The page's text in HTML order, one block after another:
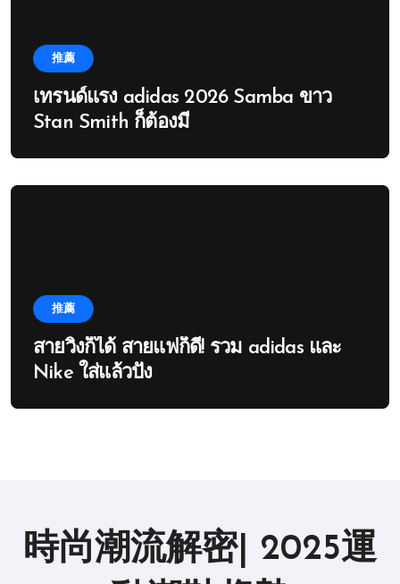
推薦
เทรนด์แรง adidas 2026 Samba ขาว
Stan Smith ก็ต้องมี
推薦
สายวิ่งก็ได้ สายแฟก็ดี! รวม adidas และ
Nike ใส่แล้วปัง
時尚潮流解密| 2025運